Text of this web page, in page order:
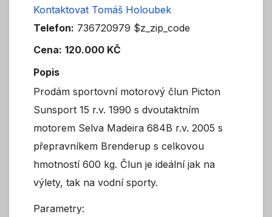
Kontaktovat Tomáš Holoubek
Telefon: 736720979 $z_zip_code
Cena: 120.000 KČ
Popis
Prodám sportovní motorový člun Picton
Sunsport 15 r.v. 1990 s dvoutaktním
motorem Selva Madeira 684B r.v. 2005 s
přepravníkem Brenderup s celkovou
hmotností 600 kg. Člun je ideální jak na
výlety, tak na vodní sporty.
Parametry: